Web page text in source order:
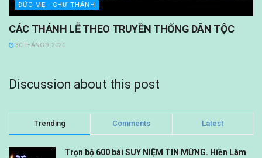
ĐỨC MẸ - CHƯ THÁNH
CÁC THÁNH LỄ THEO TRUYỀN THỐNG DÂN TỘC
30 THÁNG 9, 2020
Discussion about this post
Trending Comments Latest
Trọn bộ 600 bài SUY NIỆM TIN MỪNG. Hiền Lâm